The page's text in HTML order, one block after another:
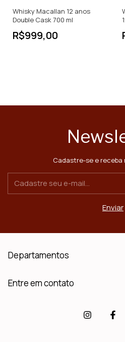
Whisky Macallan 12 anos
Double Cask 700 ml
R$999,00
Cadastre-se e receba
Departamentos
Entre em contato